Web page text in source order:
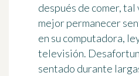
después de comer, tal
mejor permanecer
en su computadora,
televisión.
sentado durante